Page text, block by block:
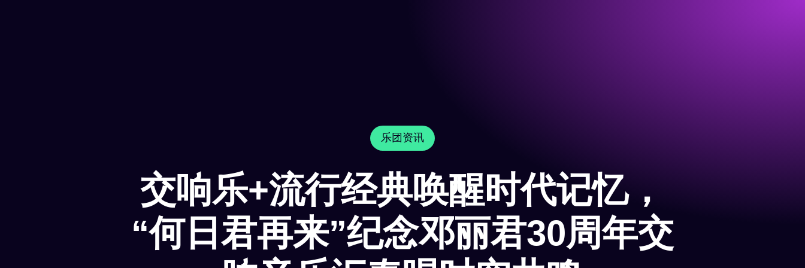
乐团资讯
交响乐+流行经典唤醒时代记忆，
“何日君再来”纪念邓丽君30周年交